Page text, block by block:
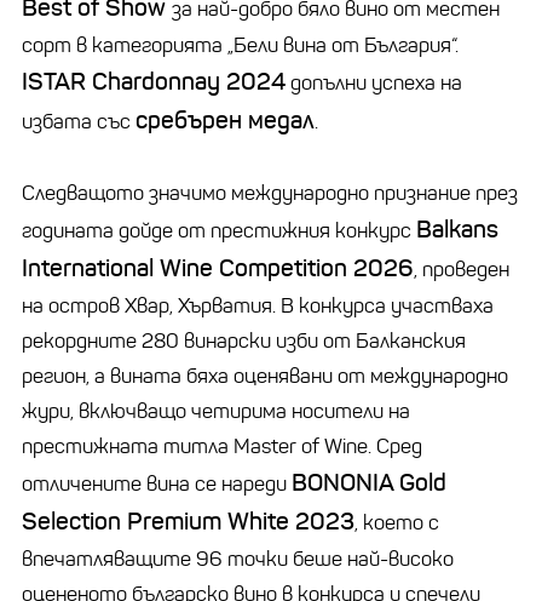
Best of Show за най-добро бяло вино от местен
сорт в категорията „Бели вина от България“.
ISTAR Chardonnay 2024допълни успеха на
избата със сребърен медал.
Следващото значимо международно признание през
годината дойде от престижния конкурс Balkans
International Wine Competition 2026, проведен
на остров Хвар, Хърватия. В конкурса участваха
рекордните 280 винарски изби от Балканския
регион, а вината бяха оценявани от международно
жури, включващо четирима носители на
престижната титла Master of Wine. Сред
отличените вина се нареди BONONIA Gold
Selection Premium White 2023, което с
впечатляващите 96 точки беше най-високо
оцененото българско вино в конкурса и спечели